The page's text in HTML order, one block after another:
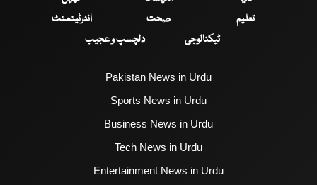
تعلیم
صحت
انٹرٹینمنٹ
ٹیکنالوجی
دلچسپ و عجیب
Pakistan News in Urdu
Sports News in Urdu
Business News in Urdu
Tech News in Urdu
Entertainment News in Urdu